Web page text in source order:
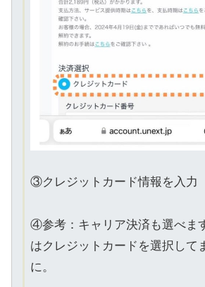
③クレジットカード情報を入力
④参考：キャリア決済も選べま
はクレジットカードを選択して
に。